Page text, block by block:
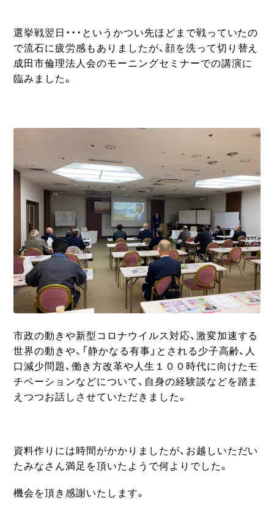
選挙戦翌日・・・というかつい先ほどまで戦っていたの
で流石に疲労感もありましたが、顔を洗って切り替え
成田市倫理法人会のモーニングセミナーでの講演に
臨みました。
市政の動きや新型コロナウイルス対応、激変加速する
世界の動きや、「静かなる有事」とされる少子高齢、人
口減少問題、働き方改革や人生１００時代に向けたモ
チベーションなどについて、自身の経験談などを踏ま
えつつお話しさせていただきました。
資料作りには時間がかかりましたが、お越しいただい
たみなさん満足を頂いたようで何よりでした。
機会を頂き感謝いたします。